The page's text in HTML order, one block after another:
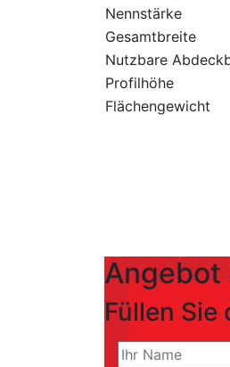
Nennstärke
Gesamtbreite
Nutzbare
Profilhöhe
Flächengewicht
Angebot
Füllen